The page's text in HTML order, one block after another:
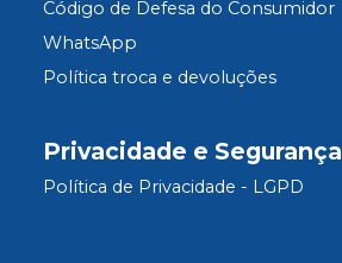
Código de Defesa do Consumidor
WhatsApp
Política troca e devoluções
Privacidade e Segurança
Política de Privacidade - LGPD